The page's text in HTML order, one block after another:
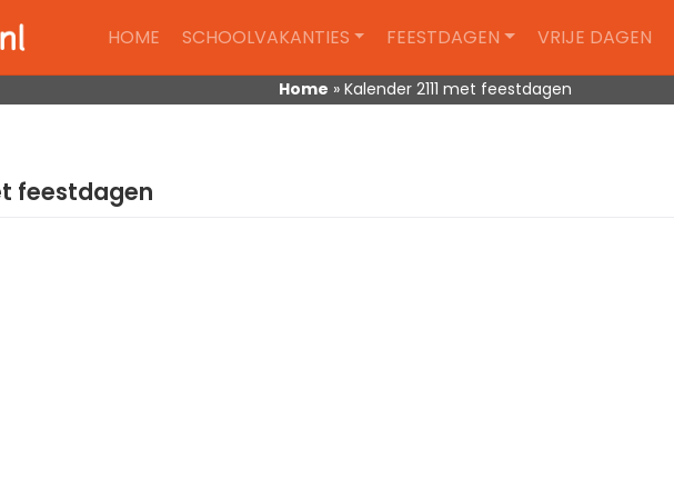
HOME SCHOOLVAKANTIES FEESTDAGEN VRIJE DAGEN
Home » Kalender 2111 met feestdagen
feestdagen